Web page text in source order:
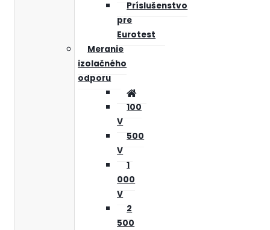
Príslušenstvo
pre
Eurotest
Meranie
izolačného
odporu
100
V
500
V
1
000
V
2
500